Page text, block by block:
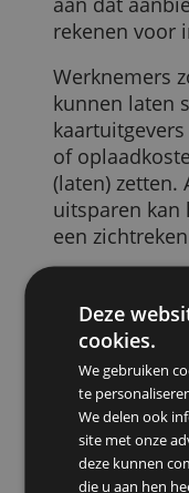
voor
aankopen
een
aan dat
rekenen
kunnen
of
(laten)
uitsparen
een